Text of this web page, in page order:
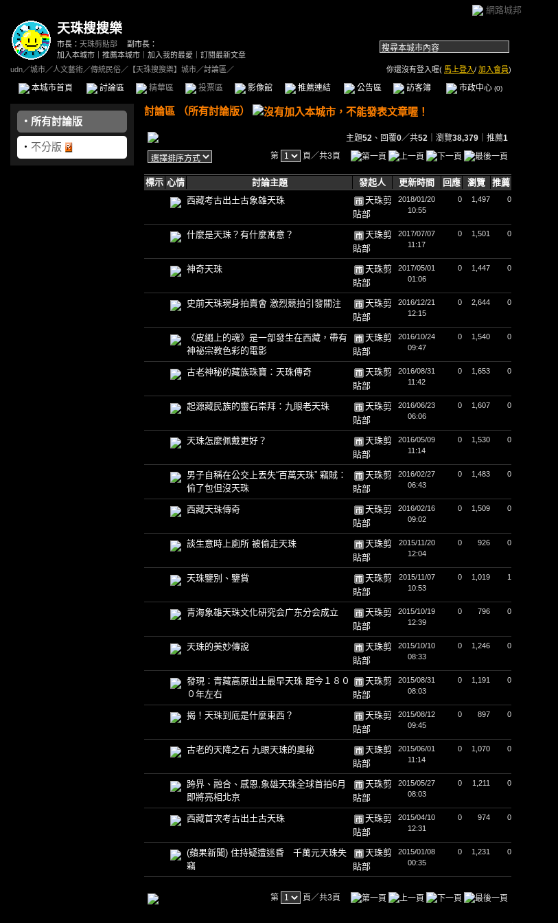
網路城邦
天珠搜搜樂
市長： 天珠剪貼部
副市長：
加入本城市
推薦本城市 加入我的最愛
訂閱最新文章
udn／城市／人文藝術／傳統民俗／ 【天珠搜搜樂】城市／討論區／ 你還沒有登入喔( 馬上登入/ 加入會員)
本城市首頁 討論區 精華區 投票區 影像館 推薦連結 公告區 訪客簿 市政中心 (0)
‧ 所有討論版
‧ 不分版
討論區 （所有討論版）
主題52 、回覆0／共52 ｜瀏覽38,379 ｜推薦1
第
頁／共3頁
標示 心情 討論主題 發起人 更新時間 回應 瀏覽
推薦
西藏考古出土古象雄天珠
天珠剪
貼部
2018/01/20
10:55
0 1,497 0
什麼是天珠？有什麼寓意？
天珠剪
貼部
2017/07/07
11:17
0 1,501 0
神奇天珠
天珠剪
貼部
2017/05/01
01:06
0 1,447 0
史前天珠現身拍賣會 激烈競拍引發關注
天珠剪
貼部
2016/12/21
12:15
0 2,644 0
《皮繩上的魂》是一部發生在西藏，帶有
神祕宗教色彩的電影
天珠剪
貼部
2016/10/24
09:47
0 1,540 0
古老神秘的藏族珠寶：天珠傳奇
天珠剪
貼部
2016/08/31
11:42
0 1,653 0
起源藏民族的靈石崇拜：九眼老天珠
天珠剪
貼部
2016/06/23
06:06
0 1,607 0
天珠怎麼佩戴更好？
天珠剪
貼部
2016/05/09
11:14
0 1,530 0
男子自稱在公交上丟失“百萬天珠” 竊賊：
偷了包但沒天珠
天珠剪
貼部
2016/02/27
06:43
0 1,483 0
西藏天珠傳奇
天珠剪
貼部
2016/02/16
09:02
0 1,509 0
談生意時上廁所 被偷走天珠
天珠剪
貼部
2015/11/20
12:04
0 926 0
天珠鑒別、鑒賞
天珠剪
貼部
2015/11/07
10:53
0 1,019 1
青海象雄天珠文化研究会广东分会成立
天珠剪
貼部
2015/10/19
12:39
0 796 0
天珠的美妙傳說
天珠剪
貼部
2015/10/10
08:33
0 1,246 0
發現：青藏高原出土最早天珠 距今１８０
０年左右
天珠剪
貼部
2015/08/31
08:03
0 1,191 0
揭！天珠到底是什麼東西？
天珠剪
貼部
2015/08/12
09:45
0 897 0
古老的天降之石 九眼天珠的奧秘
天珠剪
貼部
2015/06/01
11:14
0 1,070 0
跨界、融合、感恩,象雄天珠全球首拍6月
即將亮相北京
天珠剪
貼部
2015/05/27
08:03
0 1,211 0
西藏首次考古出土古天珠
天珠剪
貼部
2015/04/10
12:31
0 974 0
(蘋果新聞) 住持疑遭迷昏 千萬元天珠失
竊
天珠剪
貼部
2015/01/08
00:35
0 1,231 0
第 頁／共3頁